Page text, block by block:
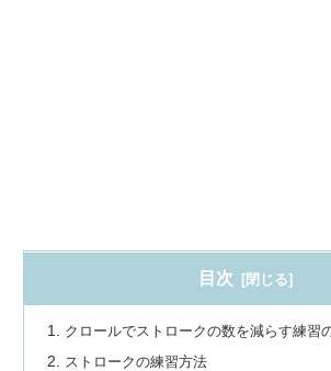
目次
クロールでストロークの数を減らす練習
ストロークの練習方法